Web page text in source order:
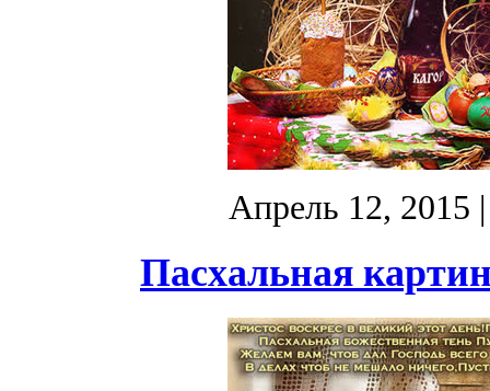
Апрель 12, 2015
Пасхальная